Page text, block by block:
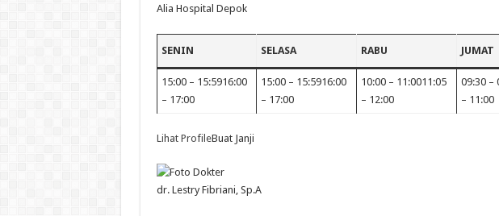
Alia Hospital Depok
SENIN SELASA RABU JUMAT
15:00 – 15:5916:00
– 17:00
15:00 – 15:5916:00
– 17:00
10:00 – 11:0011:05
– 12:00
09:30 –
– 11:00
Lihat ProfileBuat Janji
dr. Lestry Fibriani, Sp.A